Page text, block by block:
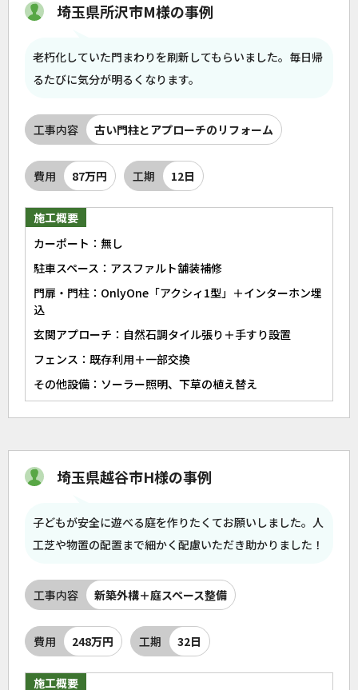
埼玉県所沢市M様の事例
老朽化していた門まわりを刷新してもらいました。毎日帰
るたびに気分が明るくなります。
工事内容 古い門柱とアプローチのリフォーム
費用 87万円 工期 12日
施工概要
カーポート：無し
駐車スペース：アスファルト舗装補修
門扉・門柱：OnlyOne「アクシィ1型」＋インターホン埋
込
玄関アプローチ：自然石調タイル張り＋手すり設置
フェンス：既存利用＋一部交換
その他設備：ソーラー照明、下草の植え替え
埼玉県越谷市H様の事例
子どもが安全に遊べる庭を作りたくてお願いしました。人
工芝や物置の配置まで細かく配慮いただき助かりました！
工事内容 新築外構＋庭スペース整備
費用 248万円 工期 32日
施工概要